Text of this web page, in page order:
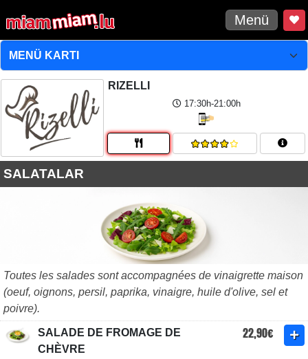
Menü
RIZELLI
17:30h-21:00h
SALATALAR
Toutes les salades sont accompagnées de vinaigrette maison
(oeuf, oignons, persil, paprika, vinaigre, huile d'olive, sel et
poivre).
SALADE DE FROMAGE DE
CHÈVRE
22,90€